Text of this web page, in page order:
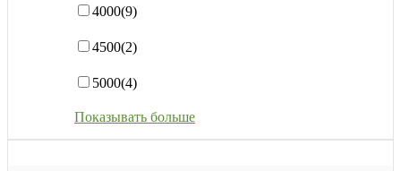
4000(9)
4500(2)
5000(4)
Показывать больше